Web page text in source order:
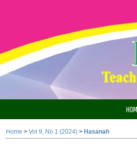
Home > Vol 9, No 1 (2024) > Hasanah